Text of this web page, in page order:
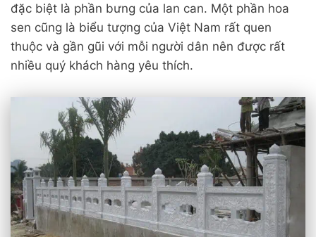
đặc biệt là phần bưng của lan can. Một phần hoa
sen cũng là biểu tượng của Việt Nam rất quen
thuộc và gần gũi với mỗi người dân nên được rất
nhiều quý khách hàng yêu thích.